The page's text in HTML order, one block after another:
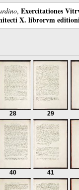
, Exercitationes
X. librorvm
28 29
40 41